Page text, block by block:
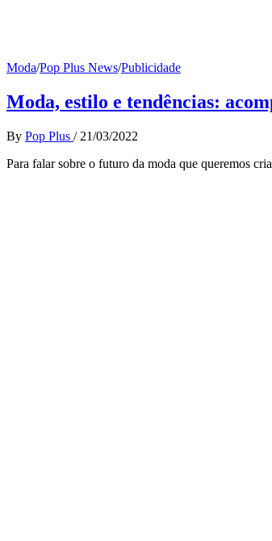
Moda/Pop Plus News/Publicidade
Moda, estilo e tendências:
By Pop Plus / 21/03/2022
Para falar sobre o futuro da moda que queremos